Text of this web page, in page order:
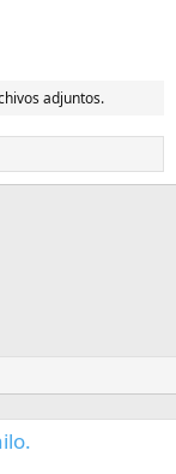
adjuntos.